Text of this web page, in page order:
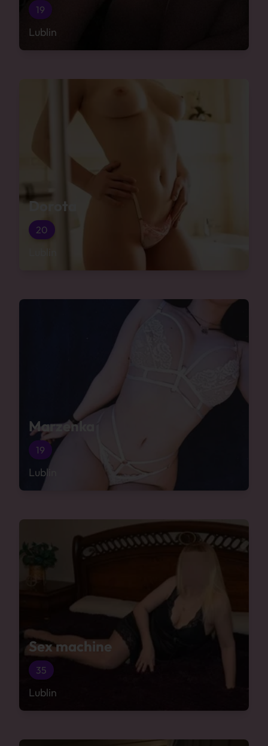
19
Lublin
Dorota
20
Marzenka
19
Lublin
Sex machine
35
Lublin